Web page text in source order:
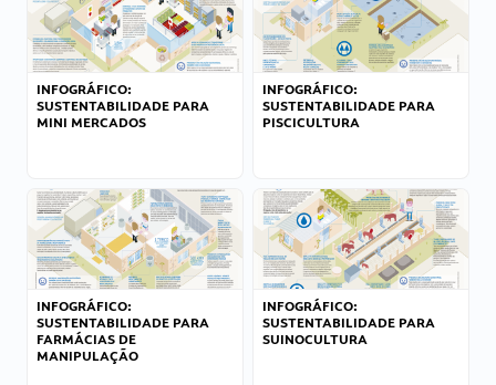
INFOGRÁFICO:
SUSTENTABILIDADE PARA
MINI MERCADOS
INFOGRÁFICO:
SUSTENTABILIDADE PARA
PISCICULTURA
INFOGRÁFICO:
SUSTENTABILIDADE PARA
FARMÁCIAS DE
MANIPULAÇÃO
INFOGRÁFICO:
SUSTENTABILIDADE PARA
SUINOCULTURA